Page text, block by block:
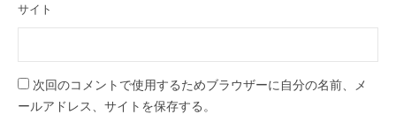
サイト
次回のコメントで使用するためブラウザーに自分の名前、メ
ールアドレス、サイトを保存する。